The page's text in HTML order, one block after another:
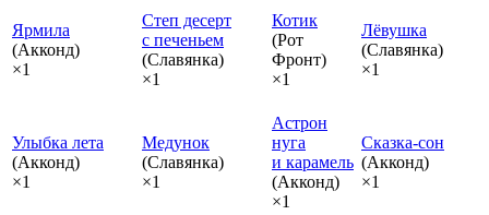
Ярмила
(Акконд)
×1
Степ десерт
с печеньем
(Славянка)
×1
Котик
(Рот
Фронт)
×1
Лёвушка
(Славянка)
×1
Улыбка лета
(Акконд)
×1
Медунок
(Славянка)
×1
Астрон
нуга
и карамель
(Акконд)
×1
Сказка‑сон
(Акконд)
×1